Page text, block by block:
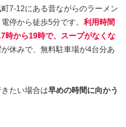
町7-12にある昔ながらのラーメン
停から徒歩5分です。 利用時間
時から19時で、スープがなくな
休みで、無料駐車場が4台分あ
たい場合は早めの時間に向かう